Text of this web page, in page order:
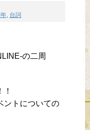
, 台詞
の二周
ントについての